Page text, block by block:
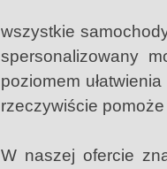
wszystkie
spersonalizowany
poziomem
rzeczywiście
W naszej ofercie